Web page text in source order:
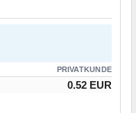
PRIVATKUNDE
0.52 EUR